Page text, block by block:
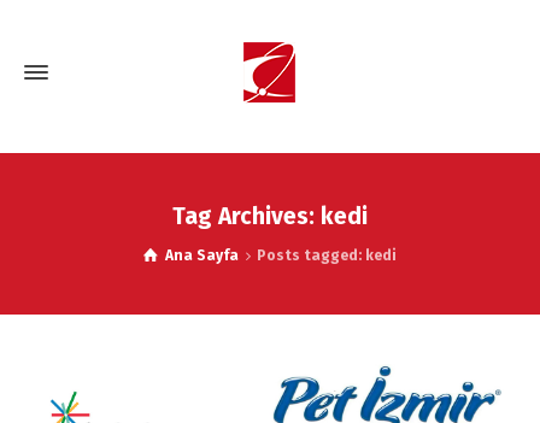
Tag Archives: kedi
Ana Sayfa Posts tagged: kedi